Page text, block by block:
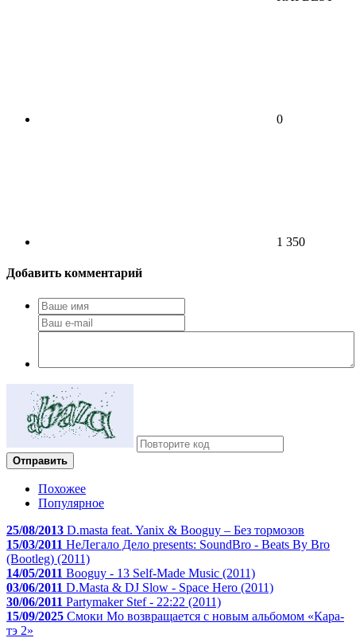
0
1 350
Добавить комментарий
Отправить
Похожее
Популярное
25/08/2013 D.masta feat. Yanix & Booguy – Без тормозов
15/03/2011 НеЛегало Дело presents: SoundBro - Beats By Bro
(Bootleg) (2011)
14/05/2011 Booguy - 13 Self-Made Music (2011)
03/06/2011 D.Masta & DJ Slow - Space Hero (2011)
30/06/2011 Partymaker Stef - 22:22 (2011)
15/09/2025 Смоки Мо возвращается с новым альбомом «Кара-
тэ 2»